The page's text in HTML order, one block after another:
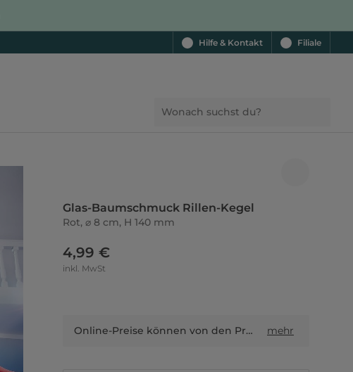
Hilfe & Kontakt Filiale
Glas-Baumschmuck Rillen-Kegel
Rot, ⌀ 8 cm, H 140 mm
4,99 €
inkl. MwSt
Online-Preise können von den Preisen in Filialen sowie Shop-in-Shop-Flächen abweichen. mehr